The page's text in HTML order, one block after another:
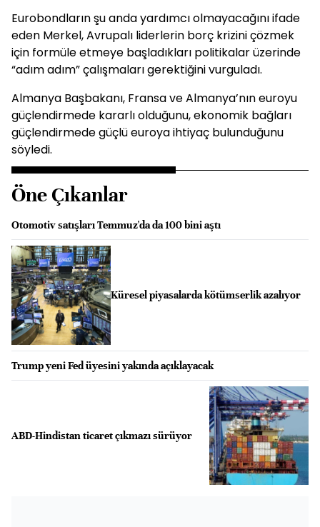
Eurobondların şu anda yardımcı olmayacağını ifade
eden Merkel, Avrupalı liderlerin borç krizini çözmek
için formüle etmeye başladıkları politikalar üzerinde
“adım adım” çalışmaları gerektiğini vurguladı.
Almanya Başbakanı, Fransa ve Almanya’nın euroyu
güçlendirmede kararlı olduğunu, ekonomik bağları
güçlendirmede güçlü euroya ihtiyaç bulunduğunu
söyledi.
Öne Çıkanlar
Otomotiv satışları Temmuz'da da 100 bini aştı
Küresel piyasalarda kötümserlik azalıyor
Trump yeni Fed üyesini yakında açıklayacak
ABD-Hindistan ticaret çıkmazı sürüyor